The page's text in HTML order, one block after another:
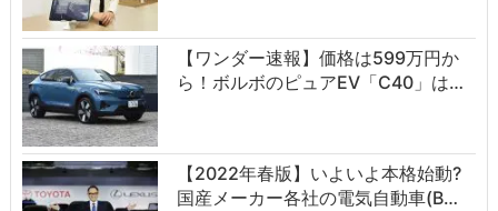
【ワンダー速報】価格は599万円か
ら！ボルボのピュアEV「C40」は…
【2022年春版】いよいよ本格始動?
国産メーカー各社の電気自動車(B…